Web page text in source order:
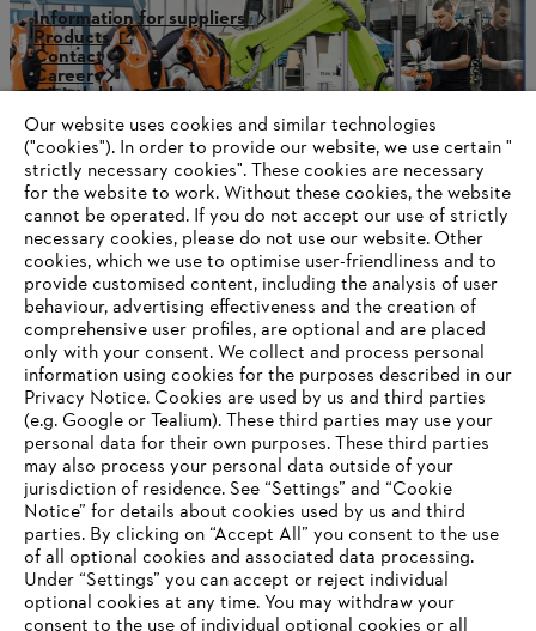
Information for suppliers
Products
Contact
Career
Whistleblower system
ImprintPrivacy policyCookie Information
ANDREAS STIHL NV, Veurtstraat 117, 2870 Puurs-Sint-Amands,
België/Belgique
Our website uses cookies and similar technologies
("cookies"). In order to provide our website, we use certain "
strictly necessary cookies". These cookies are necessary
for the website to work. Without these cookies, the website
‎cannot be operated.‎ If you do not accept our use of strictly
necessary cookies, please do not use our website. ‎Other
cookies, which we use to optimise user-friendliness and to
provide customised content, including the analysis of user
behaviour, advertising effectiveness and the creation of
comprehensive user profiles, are optional and are placed
only with your consent. We collect and process personal
information using cookies for the purposes described in our
Privacy Notice. Cookies are used by us and third parties
(e.g. Google or Tealium). These third parties may use your
personal data for their own purposes. These third parties
may also process your personal data outside of your
jurisdiction of residence. See “Settings” and “Cookie
Notice” for details about cookies used by us and third
parties. By clicking on “Accept All” you consent to the use
of all optional cookies and associated data processing.
Under “Settings” you can accept or reject individual
optional cookies at any time. You may withdraw your